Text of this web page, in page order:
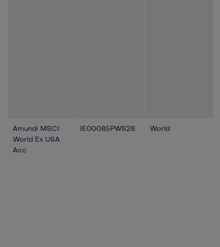
Amundi MSCI
World Ex USA
Acc
IE00085PWS28 World